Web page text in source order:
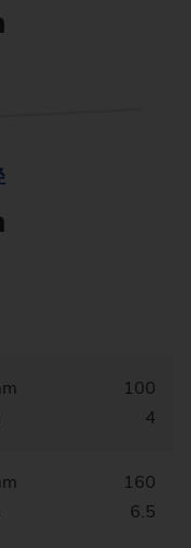
100
4
160
6.5